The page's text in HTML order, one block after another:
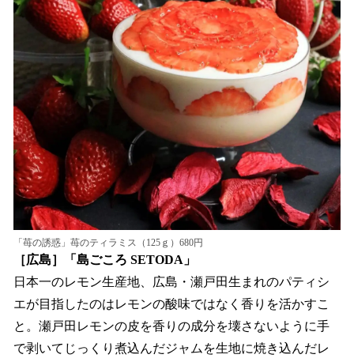
「苺の誘惑」苺のティラミス（125ｇ）680円
［広島］「島ごころ SETODA」
日本一のレモン生産地、広島・瀬戸田生まれのパティシ
エが目指したのはレモンの酸味ではなく香りを活かすこ
と。瀬戸田レモンの皮を香りの成分を壊さないように手
で剥いてじっくり煮込んだジャムを生地に焼き込んだレ